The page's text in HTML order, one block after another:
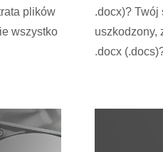
plików
wszystko
.docx)? Twój
uszkodzony,
.docx